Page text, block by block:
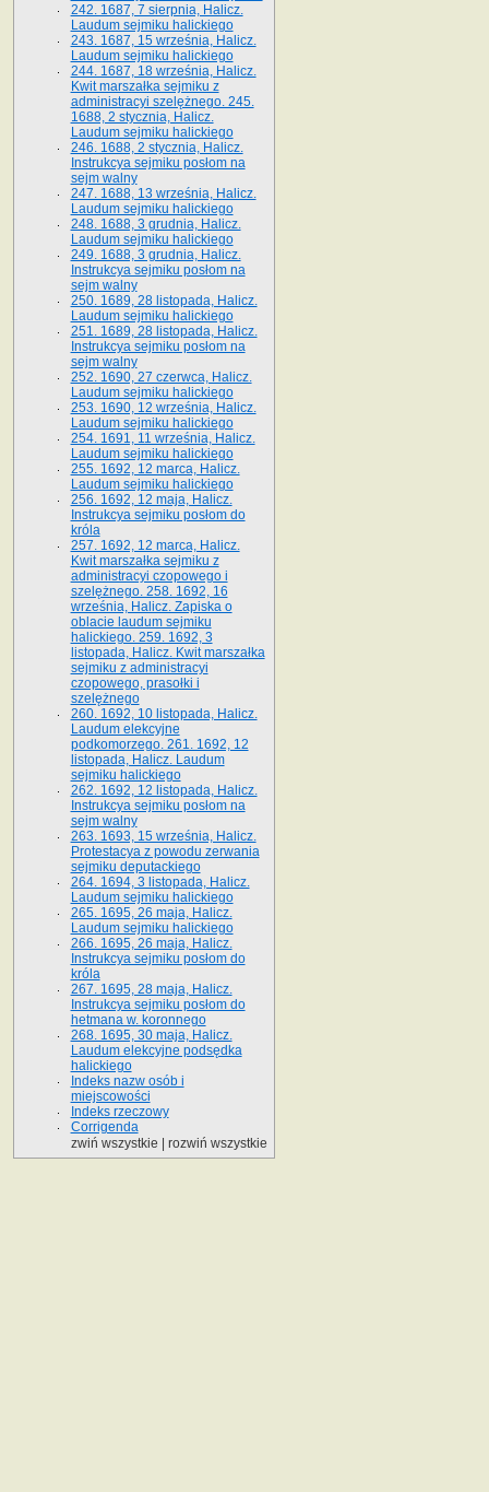
242. 1687, 7 sierpnia, Halicz.
Laudum sejmiku halickiego
243. 1687, 15 września, Halicz.
Laudum sejmiku halickiego
244. 1687, 18 września, Halicz.
Kwit marszałka sejmiku z
administracyi szelężnego. 245.
1688, 2 stycznia, Halicz.
Laudum sejmiku halickiego
246. 1688, 2 stycznia, Halicz.
Instrukcya sejmiku posłom na
sejm walny
247. 1688, 13 września, Halicz.
Laudum sejmiku halickiego
248. 1688, 3 grudnia, Halicz.
Laudum sejmiku halickiego
249. 1688, 3 grudnia, Halicz.
Instrukcya sejmiku posłom na
sejm walny
250. 1689, 28 listopada, Halicz.
Laudum sejmiku halickiego
251. 1689, 28 listopada, Halicz.
Instrukcya sejmiku posłom na
sejm walny
252. 1690, 27 czerwca, Halicz.
Laudum sejmiku halickiego
253. 1690, 12 września, Halicz.
Laudum sejmiku halickiego
254. 1691, 11 września, Halicz.
Laudum sejmiku halickiego
255. 1692, 12 marca, Halicz.
Laudum sejmiku halickiego
256. 1692, 12 maja, Halicz.
Instrukcya sejmiku posłom do
króla
257. 1692, 12 marca, Halicz.
Kwit marszałka sejmiku z
administracyi czopowego i
szelężnego. 258. 1692, 16
września, Halicz. Zapiska o
oblacie laudum sejmiku
halickiego. 259. 1692, 3
listopada, Halicz. Kwit marszałka
sejmiku z administracyi
czopowego, prasołki i
szelężnego
260. 1692, 10 listopada, Halicz.
Laudum elekcyjne
podkomorzego. 261. 1692, 12
listopada, Halicz. Laudum
sejmiku halickiego
262. 1692, 12 listopada, Halicz.
Instrukcya sejmiku posłom na
sejm walny
263. 1693, 15 września, Halicz.
Protestacya z powodu zerwania
sejmiku deputackiego
264. 1694, 3 listopada, Halicz.
Laudum sejmiku halickiego
265. 1695, 26 maja, Halicz.
Laudum sejmiku halickiego
266. 1695, 26 maja, Halicz.
Instrukcya sejmiku posłom do
króla
267. 1695, 28 maja, Halicz.
Instrukcya sejmiku posłom do
hetmana w. koronnego
268. 1695, 30 maja, Halicz.
Laudum elekcyjne podsędka
halickiego
Indeks nazw osób i
miejscowości
Indeks rzeczowy
Corrigenda
zwiń wszystkie
rozwiń wszystkie